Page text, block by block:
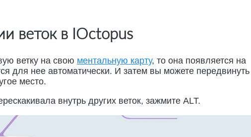
веток в IOctopus
ветку на свою ментальную карту, то она появляется на
для нее автоматически. И затем вы можете передвинуть
место.
внутрь других веток, зажмите ALT.